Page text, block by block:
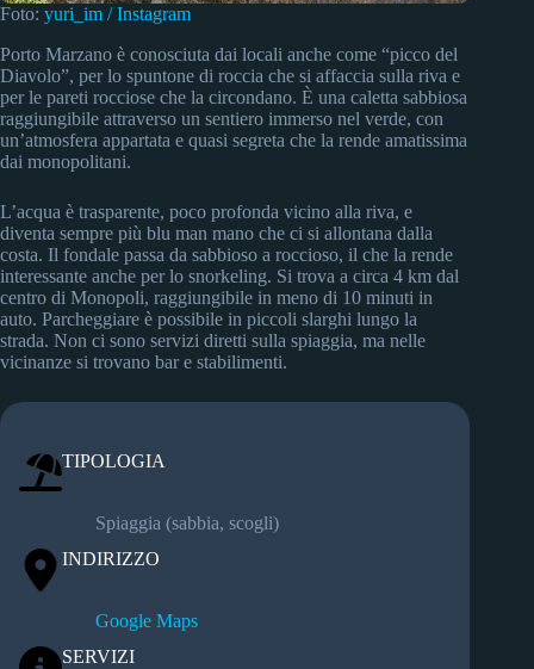
Foto: yuri_im / Instagram
Porto Marzano è conosciuta dai locali anche come “picco del
Diavolo”, per lo spuntone di roccia che si affaccia sulla riva e
per le pareti rocciose che la circondano. È una caletta sabbiosa
raggiungibile attraverso un sentiero immerso nel verde, con
un’atmosfera appartata e quasi segreta che la rende amatissima
dai monopolitani.
L’acqua è trasparente, poco profonda vicino alla riva, e
diventa sempre più blu man mano che ci si allontana dalla
costa. Il fondale passa da sabbioso a roccioso, il che la rende
interessante anche per lo snorkeling. Si trova a circa 4 km dal
centro di Monopoli, raggiungibile in meno di 10 minuti in
auto. Parcheggiare è possibile in piccoli slarghi lungo la
strada. Non ci sono servizi diretti sulla spiaggia, ma nelle
vicinanze si trovano bar e stabilimenti.
TIPOLOGIA
Spiaggia (sabbia, scogli)
INDIRIZZO
Google Maps
SERVIZI